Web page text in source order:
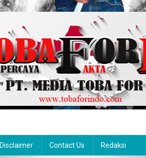
Disclaimer Contact Us Redaksi